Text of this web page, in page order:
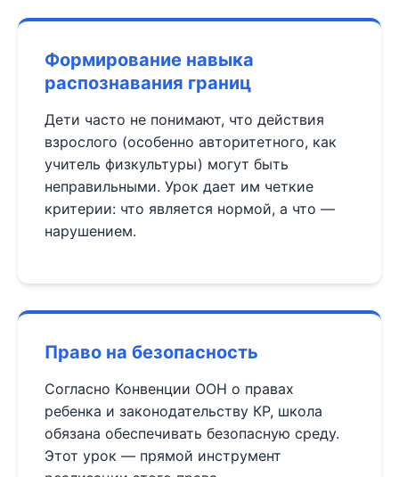
Формирование навыка
распознавания границ
Дети часто не понимают, что действия
взрослого (особенно авторитетного, как
учитель физкультуры) могут быть
неправильными. Урок дает им четкие
критерии: что является нормой, а что —
нарушением.
Право на безопасность
Согласно Конвенции ООН о правах
ребенка и законодательству КР, школа
обязана обеспечивать безопасную среду.
Этот урок — прямой инструмент